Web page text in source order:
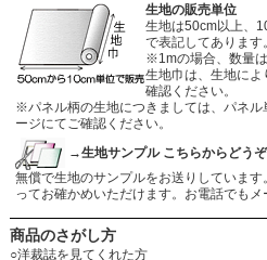
生地の販売単位
生地は50cm以上、
で表記してあります。
※1mの場合、数量は
生地巾は、生地に
確認ください。
※パネル柄の生地につきましては、パネ
ージにてご確認ください。
→生地サンプル こちらからどうぞ
無償で生地のサンプルをお送りしていま
ってお確かめいただけます。お電話でもメ
商品のさがし方
○洋裁誌を見てくれた方